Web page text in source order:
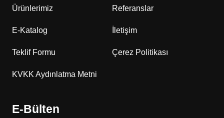
Ürünlerimiz Referanslar
E-Katalog İletişim
Teklif Formu Çerez Politikası
KVKK Aydınlatma Metni
E-Bülten